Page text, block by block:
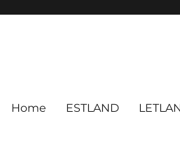
Home ESTLAND